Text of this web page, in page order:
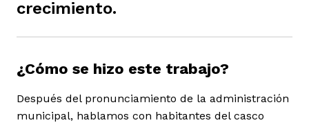
crecimiento.
¿Cómo se hizo este trabajo?
Después del pronunciamiento de la administración
municipal, hablamos con habitantes del casco
Baja